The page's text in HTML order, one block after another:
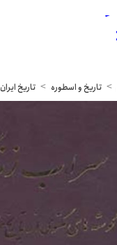
تاریخ و اسطوره تاریخ ایران